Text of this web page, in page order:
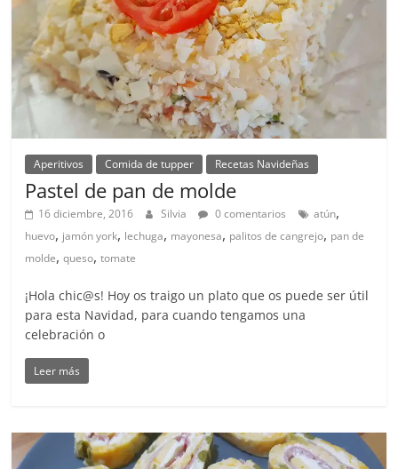
Aperitivos Comida de tupper Recetas Navideñas
Pastel de pan de molde
16 diciembre, 2016 Silvia 0 comentarios atún,
huevo, jamón york, lechuga, mayonesa, palitos de cangrejo, pan de
molde,queso,tomate
¡Hola chic@s! Hoy os traigo un plato que os puede ser útil
para esta Navidad, para cuando tengamos una
celebración o
Leer más